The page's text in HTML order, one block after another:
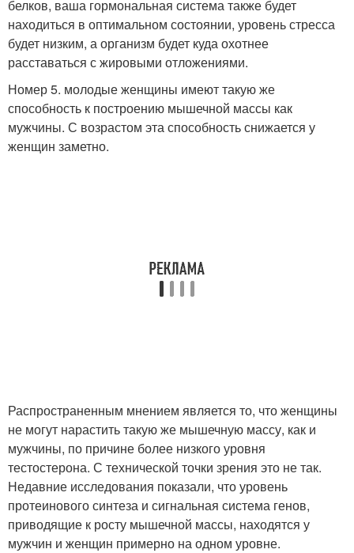
белков, ваша гормональная система также будет
находиться в оптимальном состоянии, уровень стресса
будет низким, а организм будет куда охотнее
расставаться с жировыми отложениями.
Номер 5. молодые женщины имеют такую же
способность к построению мышечной массы как
мужчины. С возрастом эта способность снижается у
женщин заметно.
Распространенным мнением является то, что женщины
не могут нарастить такую же мышечную массу, как и
мужчины, по причине более низкого уровня
тестостерона. С технической точки зрения это не так.
Недавние исследования показали, что уровень
протеинового синтеза и сигнальная система генов,
приводящие к росту мышечной массы, находятся у
мужчин и женщин примерно на одном уровне.